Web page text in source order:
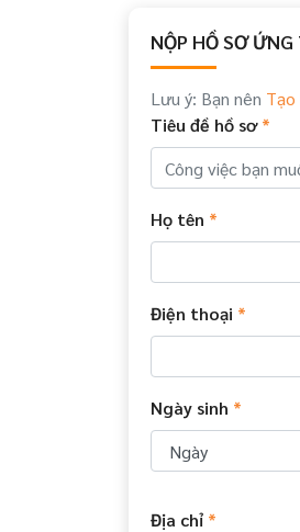
NỘP HỒ SƠ ỨNG
Lưu ý: Bạn nên
Tiêu đề hồ sơ*
Họ tên *
Điện thoại *
Ngày sinh *
Địa chỉ *